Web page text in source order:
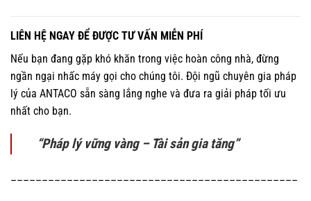
LIÊN HỆ NGAY ĐỂ ĐƯỢC TƯ VẤN MIỄN PHÍ
Nếu bạn đang gặp khó khăn trong việc hoàn công nhà, đừng
ngần ngại nhấc máy gọi cho chúng tôi. Đội ngũ chuyên gia pháp
lý của ANTACO sẵn sàng lắng nghe và đưa ra giải pháp tối ưu
nhất cho bạn.
“Pháp lý vững vàng – Tài sản gia tăng”
––––––––––––––––––––––––––––––––––––––––––––––